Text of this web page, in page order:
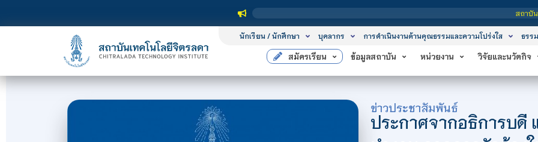
สถาบันเทคโนโลยีจิต
นักเรียน / นักศึกษา บุคลากร การดำเนินงานด้านคุณธรรมและความโปร่งใส ธรร
สมัครเรียน ข้อมูลสถาบัน หน่วยงาน วิจัยและนวัตกิจ
ข่าวประชาสัมพันธ์
ประกาศจากอธิการบดี